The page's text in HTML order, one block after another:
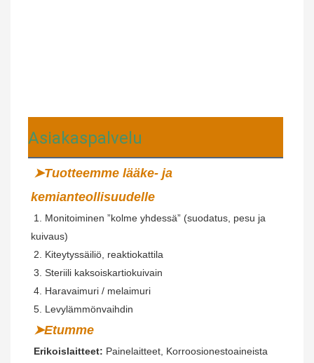
Asiakaspalvelu
➤Tuotteemme lääke- ja
kemianteollisuudelle
kuivaus)
2. Kiteytyssäiliö, reaktiokattila
3. Steriili kaksoiskartiokuivain
4. Haravaimuri / melaimuri
5. Levylämmönvaihdin
➤Etumme
Erikoislaitteet: Painelaitteet, Korroosionestoaineista